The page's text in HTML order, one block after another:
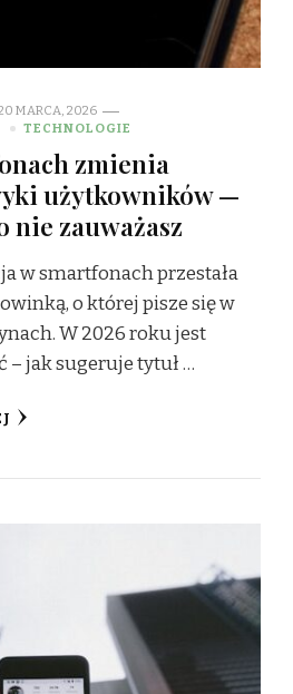
MARCA, 2026
TECHNOLOGIE
zmienia
użytkowników —
nie zauważasz
w smartfonach przestała
o której pisze się w
W 2026 roku jest
– jak sugeruje tytuł …